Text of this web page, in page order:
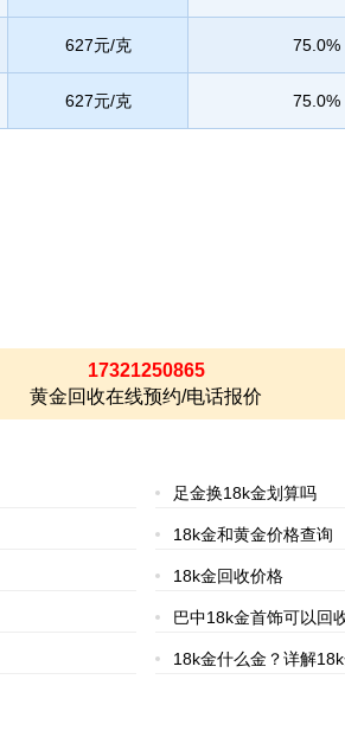
627元/克 75.0%
627元/克 75.0%
17321250865
黄金回收在线预约/电话报价
足金换18k金划算吗
18k金和黄金价格查询
18k金回收价格
巴中18k金首饰可以回
18k金什么金？详解